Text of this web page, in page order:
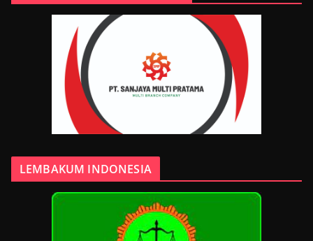
LEMBAKUM INDONESIA